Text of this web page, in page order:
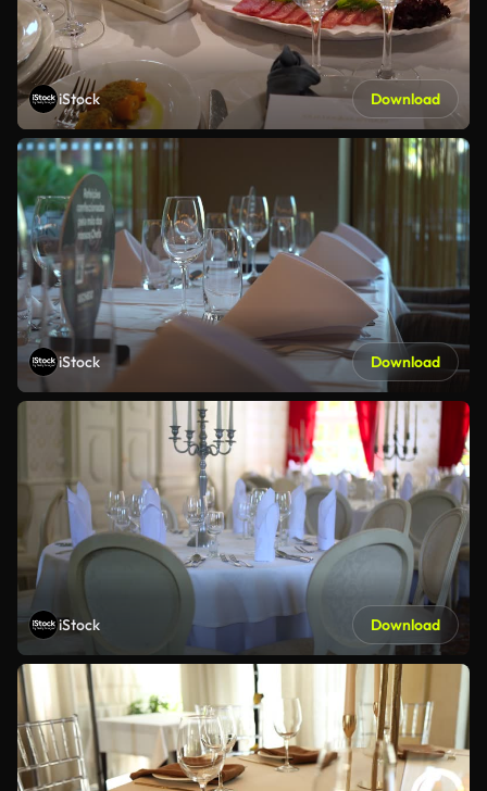
iStock Download
iStock Download
iStock Download